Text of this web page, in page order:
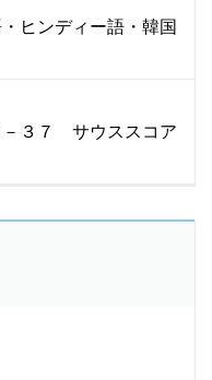
ヒンディー語・韓国
－３７ サウススコア